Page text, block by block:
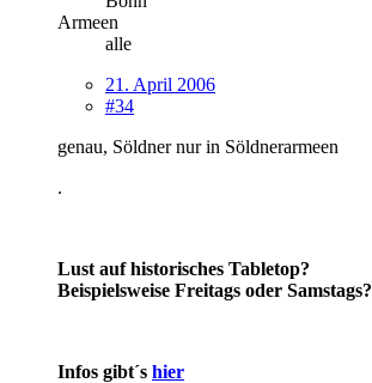
Armeen
alle
21. April 2006
#34
genau, Söldner nur in Söldnerarmeen
.
Lust auf historisches Tabletop?
Beispielsweise Freitags oder Samstags?
Infos gibt´s hier